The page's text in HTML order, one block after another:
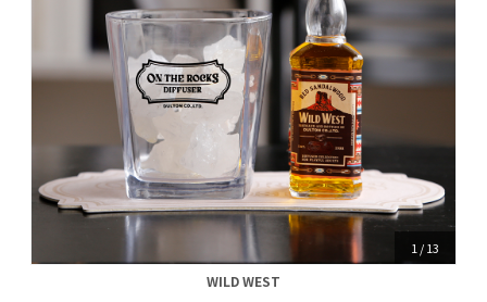
1 /13
WILD WEST